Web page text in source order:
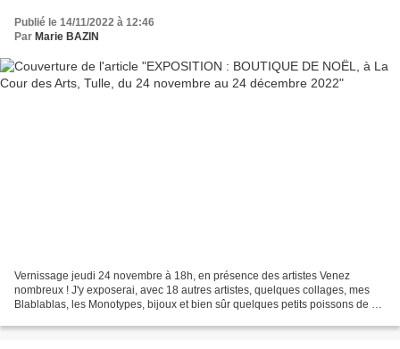
Publié le 14/11/2022 à 12:46
Par Marie BAZIN
Vernissage jeudi 24 novembre à 18h, en présence des artistes Venez
nombreux ! J'y exposerai, avec 18 autres artistes, quelques collages, mes
Blablablas, les Monotypes, bijoux et bien sûr quelques petits poissons de La